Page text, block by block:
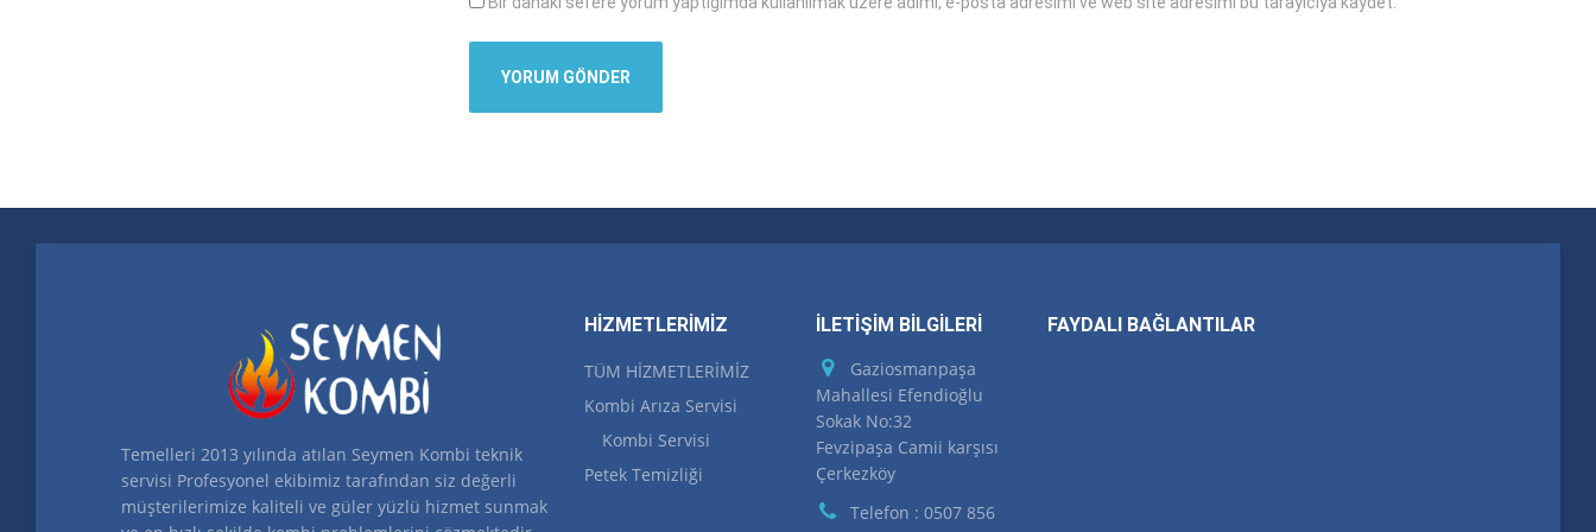
Temelleri 2013 yılında atılan Seymen Kombi teknik
servisi Profesyonel ekibimiz tarafından siz değerli
müşterilerimize kaliteli ve güler yüzlü hizmet sunmak
HİZMETLERİMİZ
TÜM HİZMETLERİMİZ
Kombi Arıza Servisi
Kombi Servisi
Petek Temizliği
İLETİŞİM BİLGİLERİ
Gaziosmanpaşa
Mahallesi Efendioğlu
Sokak No:32
Fevzipaşa Camii karşısı
Çerkezköy
Telefon : 0507 856
FAYDALI BAĞLANTILAR